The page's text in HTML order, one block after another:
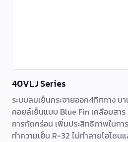
40VLJ Series
ระบบลมเย็นกระจายออก4ทิศทาง บ
คอยล์เย็นแบบ Blue Fin เคลือบสา
การกัดกร่อน เพิ่มประสิทธิภาพในกา
ทำความเย็น R-32 ไม่ทำลายโอโซน